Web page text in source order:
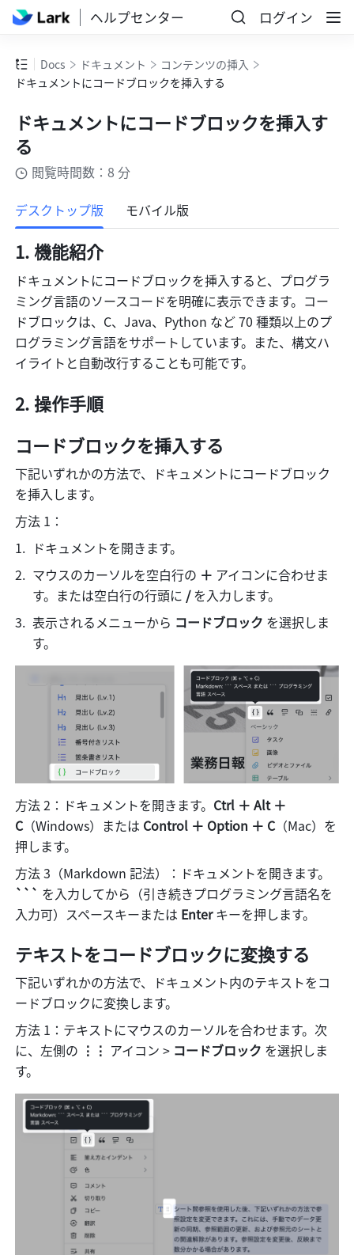
ヘルプセンター ログイン
Docs ドキュメント
コンテンツの挿入
ドキュメントにコードブロックを挿入する
ドキュメントにコードブロックを挿入す
る
閲覧時間数：8 分
デスクトップ版
モバイル版
機能紹介
ドキュメントにコードブロックを挿入すると、プログラ
ミング言語のソースコードを明確に表示できます。コー
ドブロックは、C、Java、Python など 70 種類以上のプ
ログラミング言語をサポートしています。また、構文ハ
イライトと自動改行することも可能です。
操作手順
コードブロックを挿入する
下記いずれかの方法で、ドキュメントにコードブロック
を挿入します。
方法 1：
ドキュメントを開きます。
マウスのカーソルを空白行の ＋ アイコンに合わせま
す。または空白行の行頭に / を入力します。
表示されるメニューから コードブロック を選択しま
す。
方法 2：ドキュメントを開きます。 Ctrl ＋ Alt ＋
C （Windows）または Control ＋ Option ＋ C （Mac）を
押します。
方法 3（Markdown 記法）：ドキュメントを開きます。
``` を入力してから（引き続きプログラミング言語名を
入力可）スペースキーまたは Enter キーを押します。
テキストをコードブロックに変換する
下記いずれかの方法で、ドキュメント内のテキストをコ
ードブロックに変換します。
方法 1：テキストにマウスのカーソルを合わせます。次
に、左側の ⋮⋮ アイコン > コードブロック を選択しま
す。